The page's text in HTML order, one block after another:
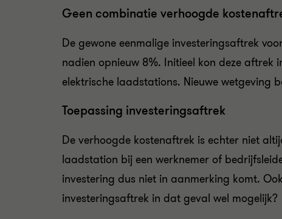
Geen combinatie verhoogde
De gewone eenmalige investeringsaftrek
nadien opnieuw 8%. Initieel kon deze
elektrische laadstations. Nieuwe wetgeving
Toepassing investeringsaftrek
De verhoogde kostenaftrek is echter niet
laadstation bij een werknemer of
investering dus niet in aanmerking komt.
investeringsaftrek in dat geval wel mogelijk?